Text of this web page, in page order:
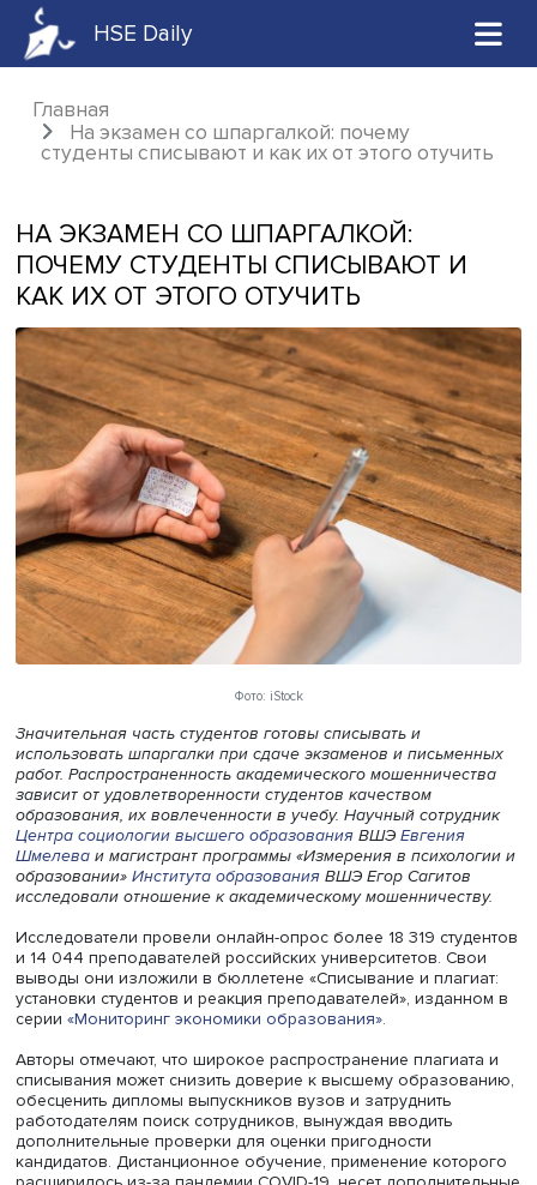
HSE Daily
Главная
На экзамен со шпаргалкой: почему
НА ЭКЗАМЕН СО ШПАРГАЛКОЙ:
ПОЧЕМУ СТУДЕНТЫ СПИСЫВАЮТ И
КАК ИХ ОТ ЭТОГО ОТУЧИТЬ
Фото: iStock
Значительная часть студентов готовы списывать и
использовать шпаргалки при сдаче экзаменов и
работ. Распространенность академического
зависит от удовлетворенности студентов качеством
образования, их вовлеченности в учебу. Научный
Центра социологии высшего образованияВШЭЕвгения
Шмелеваи магистрант программы «Измерения в
образовании»Института образованияВШЭ Егор
исследовали отношение к академическому
Исследователи провели онлайн-опрос более 18 319
и 14 044 преподавателей российских университетов.
выводы они изложили в бюллетене «Списывание и
установки студентов и реакция преподавателей»,
серии«Мониторинг экономики образования».